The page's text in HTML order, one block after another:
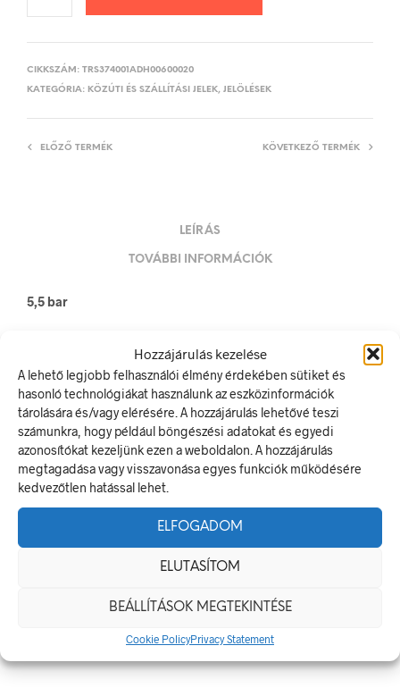
Hozzájárulás kezelése
A lehető legjobb felhasználói élmény érdekében sütiket és
hasonló technológiákat használunk az eszközinformációk
tárolására és/vagy elérésére. A hozzájárulás lehetővé teszi
számunkra, hogy például böngészési adatokat és egyedi
azonosítókat kezeljünk ezen a weboldalon. A hozzájárulás
megtagadása vagy visszavonása egyes funkciók működésére
kedvezőtlen hatással lehet.
ELFOGADOM
ELUTASÍTOM
BEÁLLÍTÁSOK MEGTEKINTÉSE
Cookie PolicyPrivacy Statement
CIKKSZÁM: TRS374001ADH00600020
KATEGÓRIA: KÖZÚTI ÉS SZÁLLÍTÁSI JELEK, JELÖLÉSEK
ELŐZŐ TERMÉK KÖVETKEZŐ TERMÉK
LEÍRÁS
TOVÁBBI INFORMÁCIÓK
5,5 bar
60 × 20 mm
Alapanyag
öntapadó
KAPCSOLÓDÓ TERMÉKEK